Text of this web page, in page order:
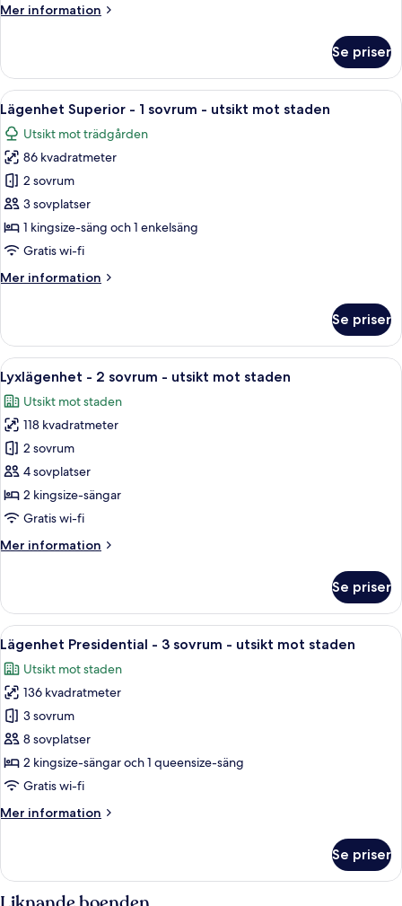
utsikt
Mer information
Mer
Classic
balkong
utsikt
mot
staden
Se priser
Öppna
alla
foton
för
Lägenhet
Superior
-
1
-
staden
Ett hotellrum med en stor säng,
9
Lägenhet Superior - 1 sovrum - utsikt mot staden
Utsikt mot trädgården
86 kvadratmeter
2 sovrum
3 sovplatser
1 kingsize-säng och 1 enkelsäng
Gratis wi-fi
Mer information
Mer
Superior
1
sovrum
-
utsikt
mot
staden
Se priser
Öppna
alla
foton
för
Lyxlägenhet
-
2
sovrum
utsikt
Ett vardagsrum med en soffa, ett
12
Lyxlägenhet - 2 sovrum - utsikt mot staden
Utsikt mot staden
118 kvadratmeter
2 sovrum
4 sovplatser
2 kingsize-sängar
Gratis wi-fi
Mer information
Mer
-
sovrum
utsikt
mot
staden
Se priser
Öppna
alla
foton
för
Lägenhet
Presidential
-
3
-
staden
Egyptiska bomullslakan och
10
Lägenhet Presidential - 3 sovrum - utsikt mot staden
Utsikt mot staden
136 kvadratmeter
3 sovrum
8 sovplatser
2 kingsize-sängar och 1 queensize-säng
Gratis wi-fi
Mer information
Mer
Presidential
-
Se priser